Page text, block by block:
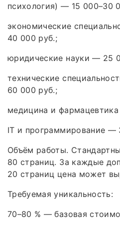
психология) — 15 000–30
экономические
40 000 руб.;
юридические науки — 25
технические
60 000 руб.;
медицина и
IT и программирование —
Объём работы.
80 страниц. За каждые
20 страниц цена может
Требуемая уникальность:
70–80 % — базовая